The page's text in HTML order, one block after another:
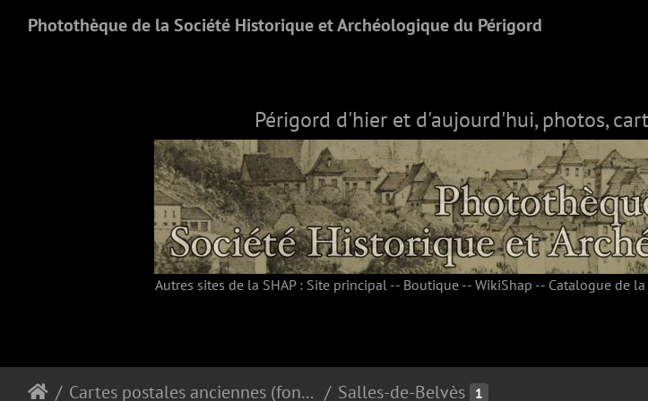
Photothèque de la Société Historique et Archéologique du Périgord
Périgord d'hier et d'aujourd'hui, photos,
Autres sites de la SHAP : Site principal -- Boutique -- WikiShap -- Catalogue de
Cartes postales anciennes (fonds Pommarède) Salles-de-Belvès 1